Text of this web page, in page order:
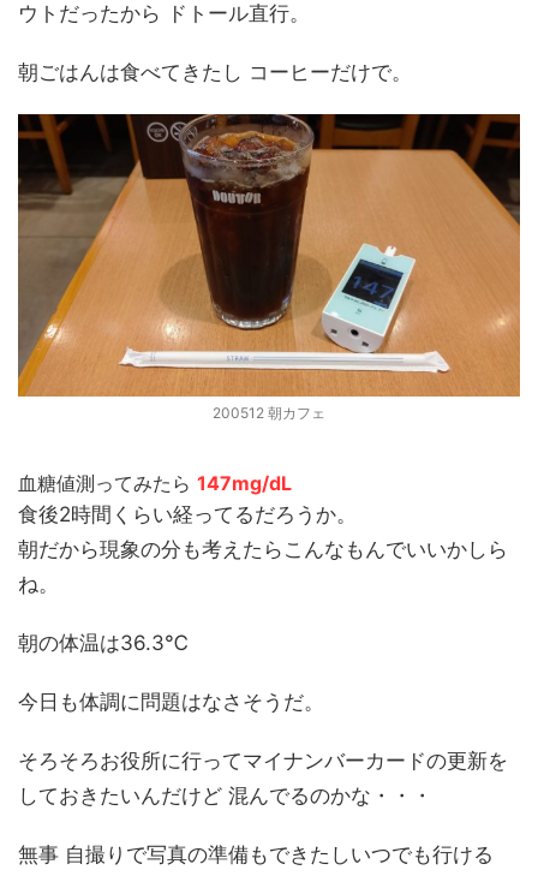
ウトだったから ドトール直行。
朝ごはんは食べてきたし コーヒーだけで。
200512 朝カフェ
血糖値測ってみたら 147mg/dL
食後2時間くらい経ってるだろうか。
朝だから現象の分も考えたらこんなもんでいいかしら
ね。
朝の体温は36.3℃
今日も体調に問題はなさそうだ。
そろそろお役所に行ってマイナンバーカードの更新を
しておきたいんだけど 混んでるのかな・・・
無事 自撮りで写真の準備もできたしいつでも行ける